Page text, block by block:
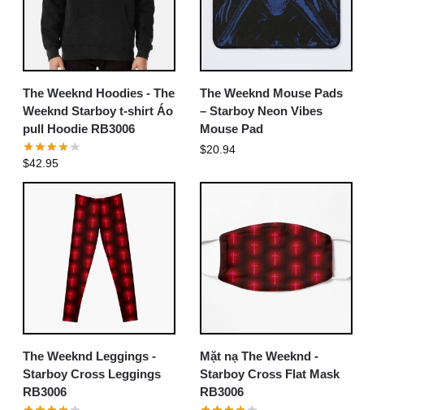
The Weeknd Hoodies - The
Weeknd Starboy t-shirt Áo
pull Hoodie RB3006
$42.95
The Weeknd Mouse Pads
– Starboy Neon Vibes
Mouse Pad
$20.94
The Weeknd Leggings -
Starboy Cross Leggings
RB3006
Mặt nạ The Weeknd -
Starboy Cross Flat Mask
RB3006